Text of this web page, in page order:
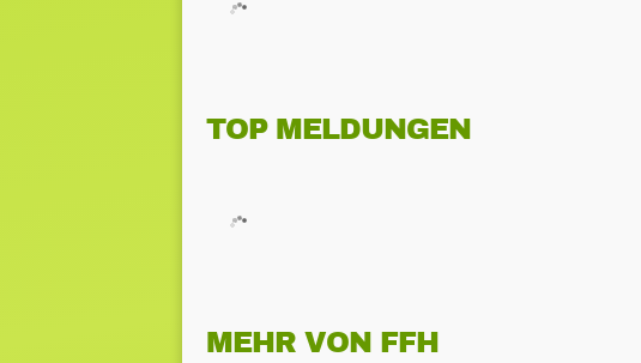
TOP MELDUNGEN
MEHR VON FFH